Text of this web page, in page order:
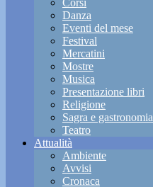
Corsi
Danza
Eventi del mese
Festival
Mercatini
Mostre
Musica
Presentazione libri
Religione
Sagra e gastronomia
Teatro
Attualità
Ambiente
Avvisi
Cronaca